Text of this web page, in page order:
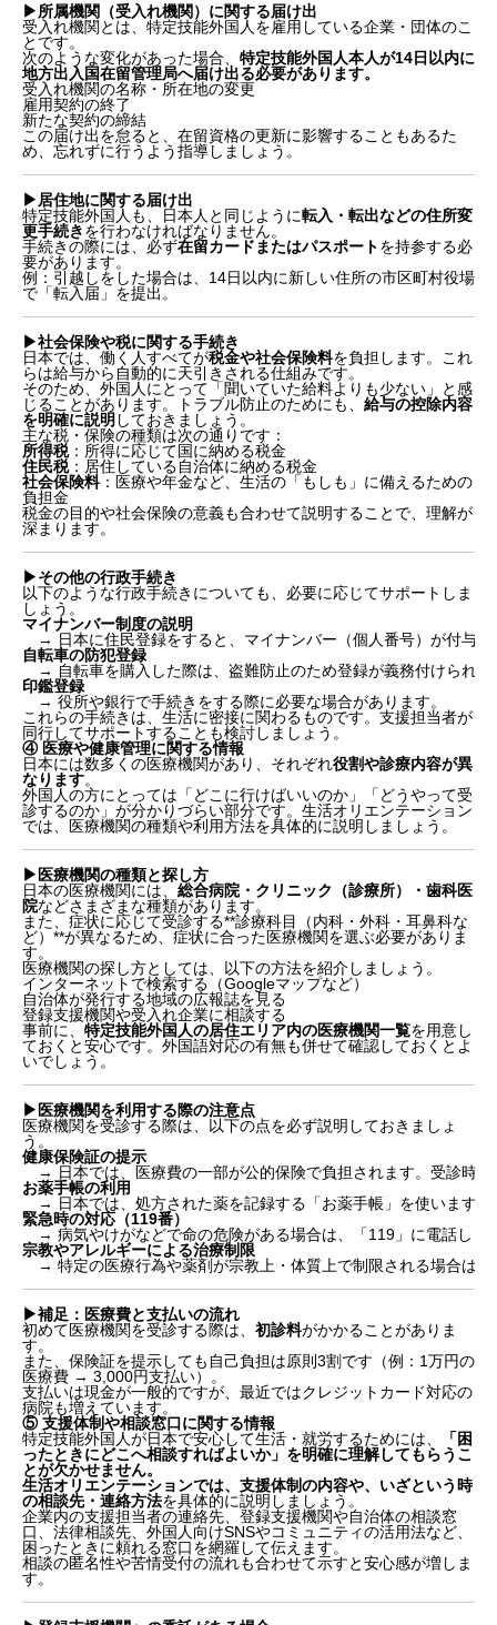
▶︎所属機関（受入れ機関）に関する届け出
受入れ機関とは、特定技能外国人を雇用している企業・団体のこ
とです。
次のような変化があった場合、 特定技能外国人本人が14日以内に
地方出入国在留管理局へ届け出る必要があります。
受入れ機関の名称・所在地の変更
雇用契約の終了
新たな契約の締結
この届け出を怠ると、在留資格の更新に影響することもあるた
め、忘れずに行うよう指導しましょう。
▶︎居住地に関する届け出
特定技能外国人も、日本人と同じように転入・転出などの住所変
更手続きを行わなければなりません。
手続きの際には、必ず在留カードまたはパスポートを持参する必
要があります。
例：引越しをした場合は、14日以内に新しい住所の市区町村役場
で「転入届」を提出。
▶︎社会保険や税に関する手続き
日本では、働く人すべてが税金や社会保険料を負担します。これ
らは給与から自動的に天引きされる仕組みです。
そのため、外国人にとって「聞いていた給料よりも少ない」と感
じることがあります。トラブル防止のためにも、 給与の控除内容
を明確に説明 しておきましょう。
主な税・保険の種類は次の通りです：
所得税：所得に応じて国に納める税金
住民税：居住している自治体に納める税金
社会保険料：医療や年金など、生活の「もしも」に備えるための
負担金
税金の目的や社会保険の意義も合わせて説明することで、理解が
深まります。
▶︎その他の行政手続き
以下のような行政手続きについても、必要に応じてサポートしま
しょう。
マイナンバー制度の説明
→ 日本に住民登録をすると、マイナンバー（個人番号）が付与さ
自転車の防犯登録
→ 自転車を購入した際は、盗難防止のため登録が義務付けられて
印鑑登録
→ 役所や銀行で手続きをする際に必要な場合があります。
これらの手続きは、生活に密接に関わるものです。支援担当者が
同行してサポートすることも検討しましょう。
④ 医療や健康管理に関する情報
日本には数多くの医療機関があり、それぞれ役割や診療内容が異
なります。
外国人の方にとっては「どこに行けばいいのか」「どうやって受
診するのか」が分かりづらい部分です。生活オリエンテーション
では、医療機関の種類や利用方法を具体的に説明しましょう。
▶︎医療機関の種類と探し方
日本の医療機関には、 総合病院・クリニック（診療所）・歯科医
院などさまざまな種類があります。
また、症状に応じて受診する**診療科目（内科・外科・耳鼻科な
ど）**が異なるため、症状に合った医療機関を選ぶ必要がありま
す。
医療機関の探し方としては、以下の方法を紹介しましょう。
インターネットで検索する（Googleマップなど）
自治体が発行する地域の広報誌を見る
登録支援機関や受入れ企業に相談する
事前に、 特定技能外国人の居住エリア内の医療機関一覧を用意し
ておくと安心です。外国語対応の有無も併せて確認しておくとよ
いでしょう。
▶︎医療機関を利用する際の注意点
医療機関を受診する際は、以下の点を必ず説明しておきましょ
う。
健康保険証の提示
→ 日本では、医療費の一部が公的保険で負担されます。受診時
お薬手帳の利用
→ 日本では、処方された薬を記録する「お薬手帳」を使います
緊急時の対応（119番）
→ 病気やけがなどで命の危険がある場合は、「119」に電話しま
宗教やアレルギーによる治療制限
→ 特定の医療行為や薬剤が宗教上・体質上で制限される場合は
▶︎補足：医療費と支払いの流れ
初めて医療機関を受診する際は、 初診料がかかることがありま
す。
また、保険証を提示しても自己負担は原則3割です（例：1万円の
医療費 → 3,000円支払い）。
支払いは現金が一般的ですが、最近ではクレジットカード対応の
病院も増えています。
⑤ 支援体制や相談窓口に関する情報
特定技能外国人が日本で安心して生活・就労するためには、
「困
ったときにどこへ相談すればよいか」を明確に理解してもらうこ
とが欠かせません。
生活オリエンテーションでは、支援体制の内容や、いざという時
の相談先・連絡方法を具体的に説明しましょう。
企業内の支援担当者の連絡先、登録支援機関や自治体の相談窓
口、法律相談先、外国人向けSNSやコミュニティの活用法など、
困ったときに頼れる窓口を網羅して伝えます。
相談の匿名性や苦情受付の流れも合わせて示すと安心感が増しま
す。
要
実施時間の目安はおおむね8時間以上
オリエンテーションで伝えるべき主な内容
実施方法は「対面」または「オンライン」どちらも
可
基本的には外国人が理解できる母国語で行う
登録支援機関への委託も可能
報カテゴリー
① 法令違反などトラブル対応に関する情報
③ 行政や公的手続きに関する情報
④ 医療や健康管理に関する情報
⑤ 支援体制や相談窓口に関する情報
⑥ 防災・防犯・緊急時の対応に関する情報
3. 実施にあたっての注意点とポイント
外国人によって理解度や背景が異なる
伝える情報を整理・精査しておくことが大切
4. 時間と労力がかかる支援は委託も選択肢に